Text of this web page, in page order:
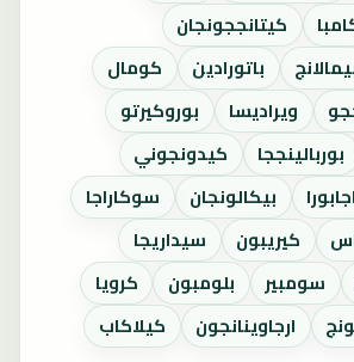
كيتانججونجان
باتورادين
كومال
ويراديسا
بوروكيرتو
بوربالينججا
كيدونجوني
بيكالونجان
سوكاراجا
كيريبون
سيداريجا
سومبير بلومبون
كرويا
ارجاوينانجون
كيلاكاب